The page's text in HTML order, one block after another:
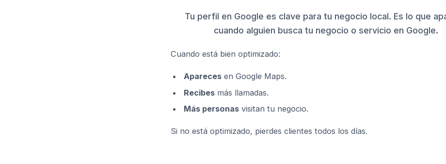
Tu perfil en Google es clave para tu negocio local. Es lo que
cuando alguien busca tu negocio o servicio en Google.
Cuando está bien optimizado:
Apareces en Google Maps.
Recibes más llamadas.
Más personas visitan tu negocio.
Si no está optimizado, pierdes clientes todos los días.